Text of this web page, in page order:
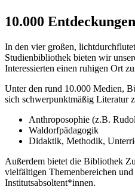
10.000
In den vier großen,
Studienbibliothek bieten wir
Interessierten einen ruhigen Ort
Unter den rund 10.000 Medien,
sich schwerpunktmäßig Literatur
Anthroposophie (z.B.
Waldorfpädagogik
Didaktik, Methodik,
Außerdem bietet die Bibliothek
vielfältigen Themenbereichen
Institutsabsoltent*innen.